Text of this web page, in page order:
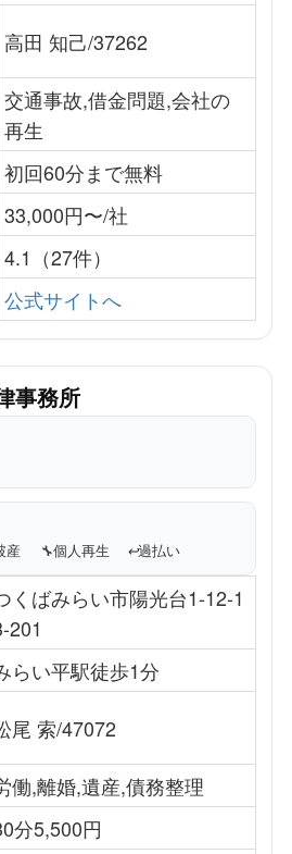
高田 知己/37262
交通事故,借金問題,会社の
再生
初回60分まで無料
33,000円〜/社
4.1（27件）
公式サイトへ
事務所
産 🔧個人再生 ↩️過払い
くばみらい市陽光台1-12-1
201
らい平駅徒歩1分
尾 索/47072
働,離婚,遺産,債務整理
分5,500円